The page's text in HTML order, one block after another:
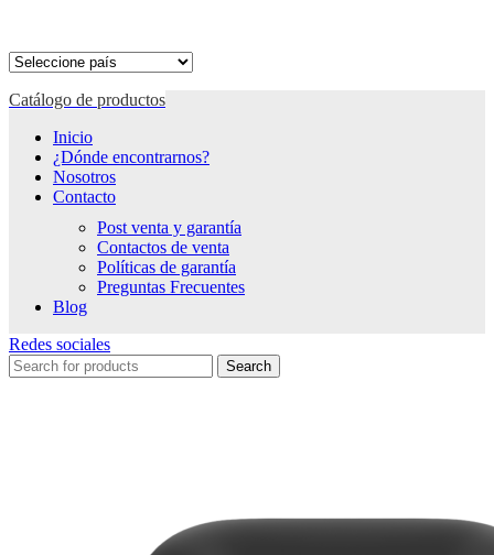
Catálogo de productos
Inicio
¿Dónde encontrarnos?
Nosotros
Contacto
Post venta y garantía
Contactos de venta
Políticas de garantía
Preguntas Frecuentes
Blog
Redes sociales
Search